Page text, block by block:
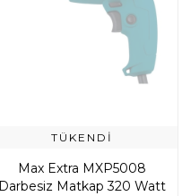
TÜKENDI
Max Extra MXP5008
Darbesiz Matkap 320 Watt